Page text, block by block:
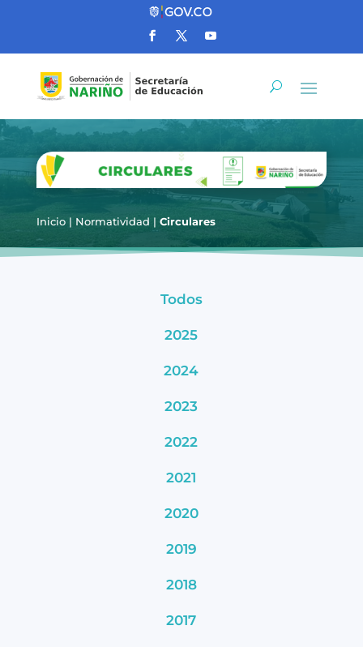
Inicio| Normatividad | Circulares
Todos
2025
2024
2023
2022
2021
2020
2019
2018
2017